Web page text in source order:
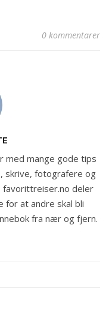
0 kommentarer
med mange gode tips
skrive, fotografere og
favorittreiser.no deler
for at andre skal bli
fra nær og fjern.